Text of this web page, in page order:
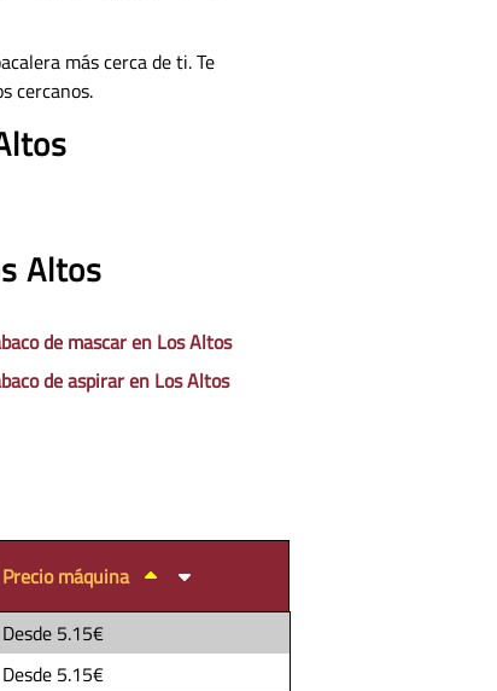
más cerca de ti. Te
cercanos.
Altos
de mascar en Los Altos
de aspirar en Los Altos
Precio máquina
Desde 5.15€
Desde 5.15€